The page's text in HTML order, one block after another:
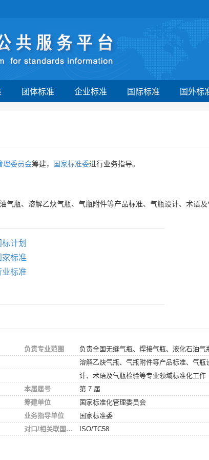
团体标准 企业标准 国际标准 国外标
理委员会筹建， 国家标准委进行业务指导。
气瓶、溶解乙炔气瓶、气瓶附件等产品标准、气瓶设计、术语
计划
标准
标准
负责专业范围
负责全国无缝气瓶、焊接气瓶、液化石油气
溶解乙炔气瓶、气瓶附件等产品标准、气瓶
计、术语及气瓶检验等专业领域标准化工作
本届届号
第 7 届
筹建单位
国家标准化管理委员会
业务指导单位
国家标准委
对口/相关联国际组织
ISO/TC58